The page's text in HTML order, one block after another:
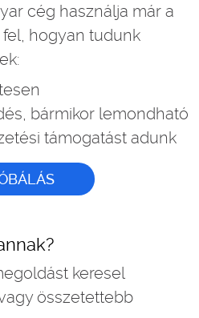
cég használja már a
hogyan tudunk
bármikor lemondható
támogatást adunk
keresel
összetettebb